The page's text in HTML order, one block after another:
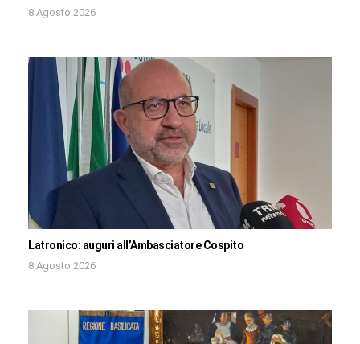
8 Agosto 2026
Latronico: auguri all’Ambasciatore Cospito
8 Agosto 2026